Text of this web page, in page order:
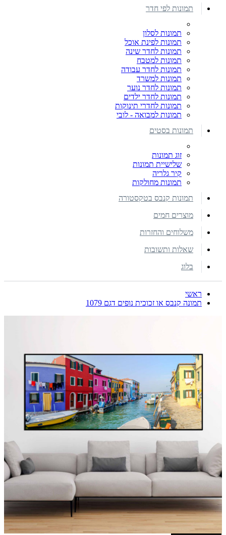
תמונות לפי חדר
תמונות לסלון
תמונות לפינת אוכל
תמונות לחדר שינה
תמונות למטבח
תמונות לחדר עבודה
תמונות למשרד
תמונות לחדר נוער
תמונות לחדר ילדים
תמונות לחדרי תינוקות
תמונות למבואה - לובי
תמונות בסטים
זוג תמונות
שלישיית תמונות
קיר גלריה
תמונות מחולקות
תמונות קנבס בטקסטורה
מוצרים חמים
משלוחים והחזרות
שאלות ותשובות
בלוג
ראשי
תמונה קנבס או זכוכית נופים דגם 1079